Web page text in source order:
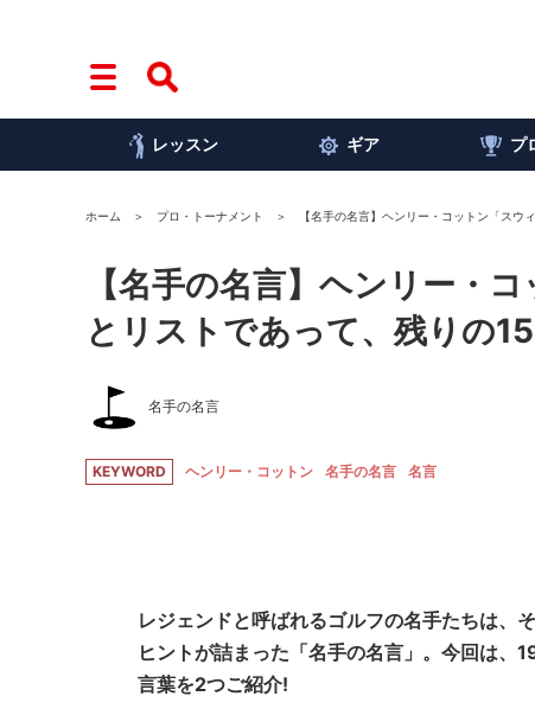
レッスン ギア プ
ホーム プロ・トーナメント 【名手の名言】ヘンリー・コットン「スウ
【名手の名言】ヘンリー・
とリストであって、残りの
名手の名言
KEYWORD ヘンリー・コットン 名手の名言 名言
レジェンドと呼ばれるゴルフの名手たちは、
ヒントが詰まった「名手の名言」。 今回は、
言葉を2つご紹介!